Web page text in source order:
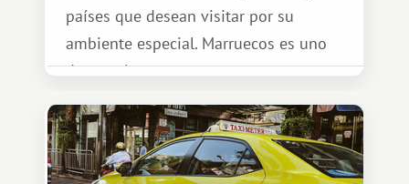
países que desean visitar por su
ambiente especial. Marruecos es uno
de esos lugares.